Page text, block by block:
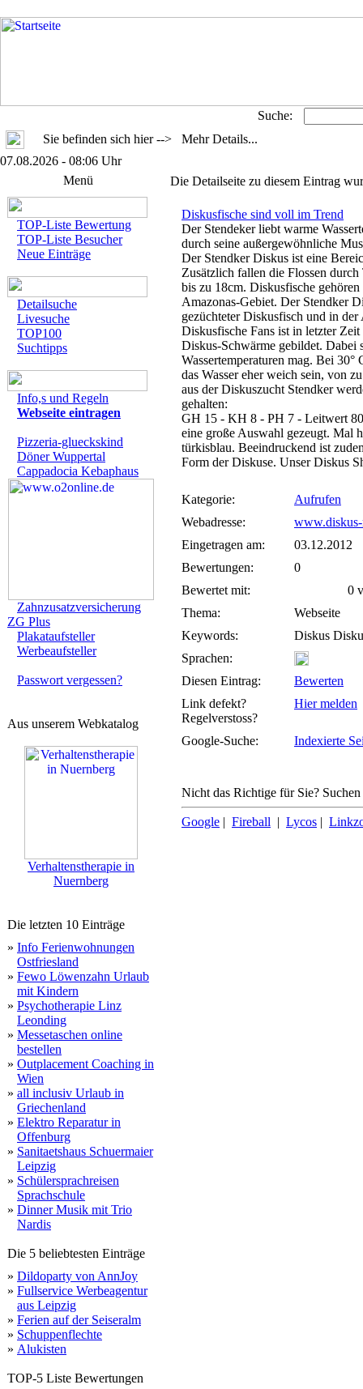
Suche:
Sie befinden sich hier --> Mehr Details...
07.08.2026 - 08:06 Uhr
Menü
TOP-Liste Bewertung
TOP-Liste Besucher
Neue Einträge
Detailsuche
Livesuche
TOP100
Suchtipps
Info,s und Regeln
Webseite eintragen
Pizzeria-glueckskind
Döner Wuppertal
Cappadocia Kebaphaus
Zahnzusatzversicherung
ZG Plus
Plakataufsteller
Werbeaufsteller
Passwort vergessen?
Aus unserem Webkatalog
Verhaltenstherapie in
Nuernberg
Die letzten 10 Einträge
» Info Ferienwohnungen
Ostfriesland
» Fewo Löwenzahn Urlaub
mit Kindern
» Psychotherapie Linz
Leonding
» Messetaschen online
bestellen
» Outplacement Coaching in
Wien
» all inclusiv Urlaub in
Griechenland
» Elektro Reparatur in
Offenburg
» Sanitaetshaus Schuermaier
Leipzig
» Schülersprachreisen
Sprachschule
» Dinner Musik mit Trio
Nardis
Die 5 beliebtesten Einträge
» Dildoparty von AnnJoy
» Fullservice Werbeagentur
aus Leipzig
» Ferien auf der Seiseralm
» Schuppenflechte
» Alukisten
TOP-5 Liste Bewertungen
Die Detailseite zu diesem Eintrag
Diskusfische sind voll im Trend
Der Stendeker liebt warme
durch seine außergewöhnliche
Der Stendker Diskus ist eine
Zusätzlich fallen die Flossen
bis zu 18cm. Diskusfische
Amazonas-Gebiet. Der Stendker
gezüchteter Diskusfisch und in
Diskusfische Fans ist in letzter Zeit
Diskus-Schwärme gebildet. Dabei
Wassertemperaturen mag. Bei
das Wasser eher weich sein, von
aus der Diskuszucht Stendker
gehalten:
GH 15 - KH 8 - PH 7 - Leitwert
eine große Auswahl gezeugt. Mal
türkisblau. Beeindruckend ist
Form der Diskuse. Unser Diskus
Kategorie:
Aufrufen
Webadresse:
Eingetragen am:
03.12.2012
Bewertungen:
0
Bewertet mit:
0
Thema:
Webseite
Keywords:
Diskus
Sprachen:
Diesen Eintrag:
Bewerten
Link defekt?
Regelverstoss?
Hier melden
Google-Suche: Indexierte
Nicht das Richtige für Sie?
Google | Fireball | Lycos |